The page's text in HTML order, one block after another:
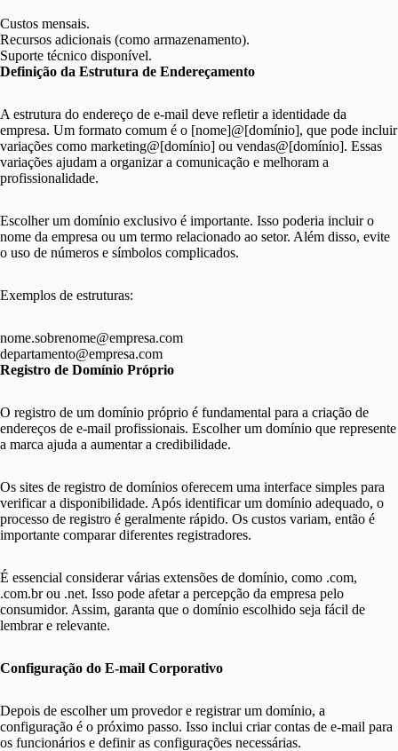
Custos mensais.
Recursos adicionais (como armazenamento).
Suporte técnico disponível.
Definição da Estrutura de Endereçamento
A estrutura do endereço de e-mail deve refletir a identidade da
empresa. Um formato comum é o [nome]@[domínio], que pode incluir
variações como marketing@[domínio] ou vendas@[domínio]. Essas
variações ajudam a organizar a comunicação e melhoram a
profissionalidade.
Escolher um domínio exclusivo é importante. Isso poderia incluir o
nome da empresa ou um termo relacionado ao setor. Além disso, evite
o uso de números e símbolos complicados.
Exemplos de estruturas:
nome.sobrenome@empresa.com
departamento@empresa.com
Registro de Domínio Próprio
O registro de um domínio próprio é fundamental para a criação de
endereços de e-mail profissionais. Escolher um domínio que represente
a marca ajuda a aumentar a credibilidade.
Os sites de registro de domínios oferecem uma interface simples para
verificar a disponibilidade. Após identificar um domínio adequado, o
processo de registro é geralmente rápido. Os custos variam, então é
importante comparar diferentes registradores.
É essencial considerar várias extensões de domínio, como .com,
.com.br ou .net. Isso pode afetar a percepção da empresa pelo
consumidor. Assim, garanta que o domínio escolhido seja fácil de
lembrar e relevante.
Configuração do E-mail Corporativo
Depois de escolher um provedor e registrar um domínio, a
configuração é o próximo passo. Isso inclui criar contas de e-mail para
os funcionários e definir as configurações necessárias.